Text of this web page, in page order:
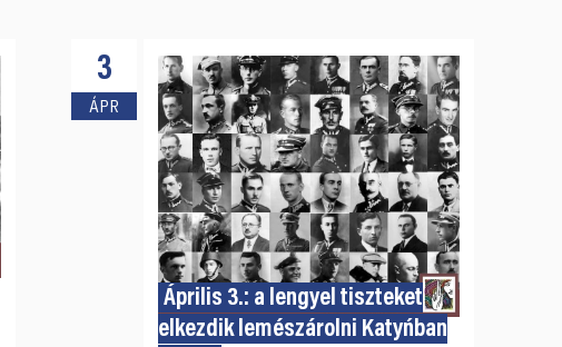
3
ÁPR
Április 3.: a lengyel tiszteket
elkezdik lemészárolni Katyńban